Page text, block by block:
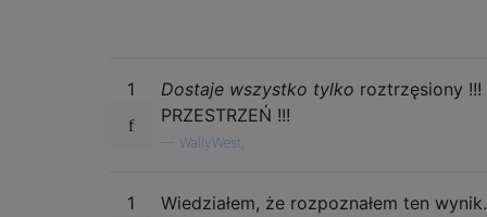
0    5    A    B    1    E
0   5   A   B   1   E
0  5  A  B  1  E
1 Dostaje wszystko tylko roztrzęsiony !!!
PRZESTRZEŃ !!!
WallyWest,
1
Wiedziałem, że rozpoznałem ten wynik.